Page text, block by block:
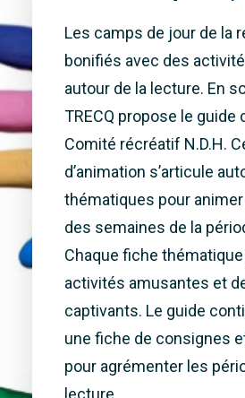
Les camps de jour de la
bonifiés avec des
autour de la lecture. En
TRECQ propose le guide
Comité récréatif N.D.H.
d’animation s’articule
thématiques pour
des semaines de la
Chaque fiche
activités amusantes et
captivants. Le guide
une fiche de consignes
pour agrémenter les
lecture.